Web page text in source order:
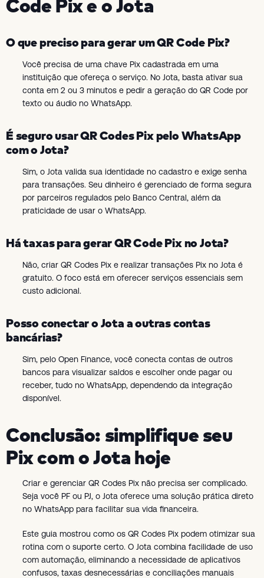
Code Pix e o Jota
O que preciso para gerar um QR Code Pix?
Você precisa de uma chave Pix cadastrada em uma
instituição que ofereça o serviço. No Jota, basta ativar sua
conta em 2 ou 3 minutos e pedir a geração do QR Code por
texto ou áudio no WhatsApp.
É seguro usar QR Codes Pix pelo WhatsApp
com o Jota?
Sim, o Jota valida sua identidade no cadastro e exige senha
para transações. Seu dinheiro é gerenciado de forma segura
por parceiros regulados pelo Banco Central, além da
praticidade de usar o WhatsApp.
Há taxas para gerar QR Code Pix no Jota?
Não, criar QR Codes Pix e realizar transações Pix no Jota é
gratuito. O foco está em oferecer serviços essenciais sem
custo adicional.
Posso conectar o Jota a outras contas
bancárias?
Sim, pelo Open Finance, você conecta contas de outros
bancos para visualizar saldos e escolher onde pagar ou
receber, tudo no WhatsApp, dependendo da integração
disponível.
Conclusão: simplifique seu
Pix com o Jota hoje
Criar e gerenciar QR Codes Pix não precisa ser complicado.
Seja você PF ou PJ, o Jota oferece uma solução prática direto
no WhatsApp para facilitar sua vida financeira.
Este guia mostrou como os QR Codes Pix podem otimizar sua
rotina com o suporte certo. O Jota combina facilidade de uso
com automação, eliminando a necessidade de aplicativos
confusos, taxas desnecessárias e conciliações manuais